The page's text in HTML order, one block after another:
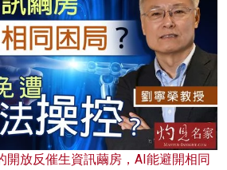
開放反催生資訊繭房，AI能避開相同